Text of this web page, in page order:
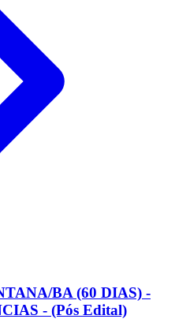
BA (60 DIAS) -
- (Pós Edital)